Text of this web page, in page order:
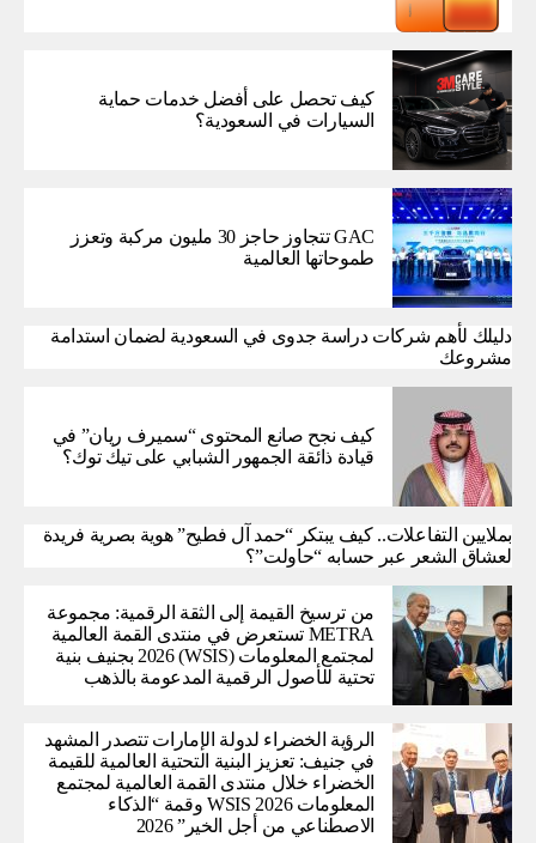
كيف تحصل على أفضل خدمات حماية
السيارات في السعودية؟
GAC تتجاوز حاجز 30 مليون مركبة وتعزز
طموحاتها العالمية
دليلك لأهم شركات دراسة جدوى في السعودية لضمان استدامة
مشروعك
كيف نجح صانع المحتوى “سميرف ريان” في
قيادة ذائقة الجمهور الشبابي على تيك توك؟
بملايين التفاعلات.. كيف يبتكر “حمد آل فطيح” هوية بصرية فريدة
لعشاق الشعر عبر حسابه “حاولت”؟
من ترسيخ القيمة إلى الثقة الرقمية: مجموعة
METRA تستعرض في منتدى القمة العالمية
لمجتمع المعلومات (WSIS) 2026 بجنيف بنية
تحتية للأصول الرقمية المدعومة بالذهب
الرؤية الخضراء لدولة الإمارات تتصدر المشهد
في جنيف: تعزيز البنية التحتية العالمية للقيمة
الخضراء خلال منتدى القمة العالمية لمجتمع
المعلومات WSIS 2026 وقمة “الذكاء
الاصطناعي من أجل الخير” 2026